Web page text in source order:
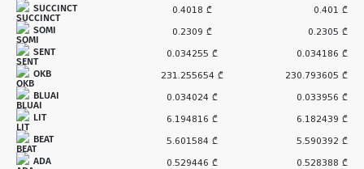
SUCCINCT 0.4018 ₾ 0.401 ₾
SOMI 0.2309 ₾ 0.2305 ₾
SENT 0.034255 ₾ 0.034186 ₾
OKB 231.255654 ₾ 230.793605 ₾
BLUAI 0.034024 ₾ 0.033956 ₾
LIT 6.194816 ₾ 6.182439 ₾
BEAT 5.601584 ₾ 5.590392 ₾
ADA 0.529446 ₾ 0.528388 ₾